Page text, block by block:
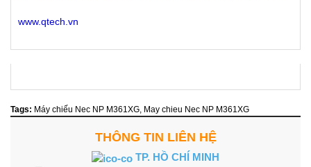
www.qtech.vn
Tags: Máy chiếu Nec NP M361XG, May chieu Nec NP M361XG
THÔNG TIN LIÊN HỆ
TP. HỒ CHÍ MINH